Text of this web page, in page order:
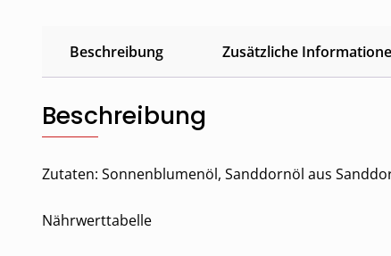
Beschreibung Zusätzliche
Beschreibung
Zutaten: Sonnenblumenöl, Sanddornöl aus
Nährwerttabelle